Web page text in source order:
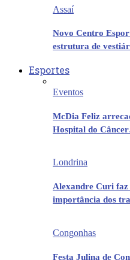
Assaí
Novo Centro
estrutura de
Esportes
Eventos
McDia Feliz
Hospital do
Londrina
Alexandre Curi faz
importância dos
Congonhas
Festa Julina de